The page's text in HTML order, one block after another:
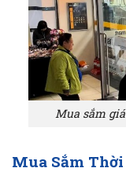
Mua sắm
Mua Sắm